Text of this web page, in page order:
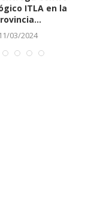
aplazados
08/2021